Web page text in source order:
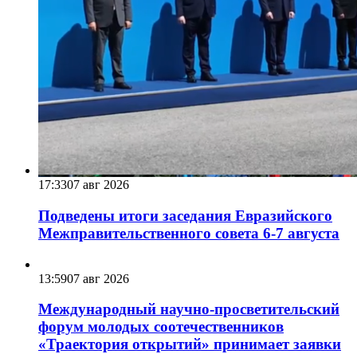
17:3307 авг 2026
Подведены итоги заседания Евразийского
Межправительственного совета 6-7 августа
13:5907 авг 2026
Международный научно-просветительский
форум молодых соотечественников
«Траектория открытий» принимает заявки